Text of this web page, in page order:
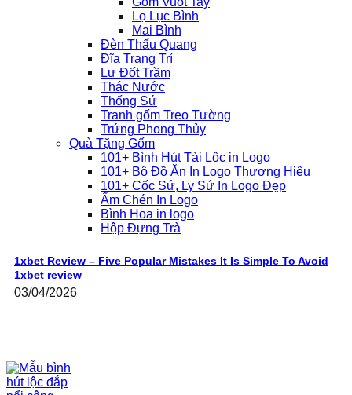
Lọ Lục Bình
Mai Bình
Đèn Thấu Quang
Đĩa Trang Trí
Lư Đốt Trầm
Thác Nước
Thống Sứ
Tranh gốm Treo Tường
Trứng Phong Thủy
Quà Tặng Gốm
101+ Bình Hút Tài Lộc in Logo
101+ Bộ Đồ Ăn In Logo Thương Hiệu
101+ Cốc Sứ, Ly Sứ In Logo Đẹp
Ấm Chén In Logo
Bình Hoa in logo
Hộp Đựng Trà
1xbet Review – Five Popular Mistakes It Is Simple To Avoid
1xbet review
03/04/2026